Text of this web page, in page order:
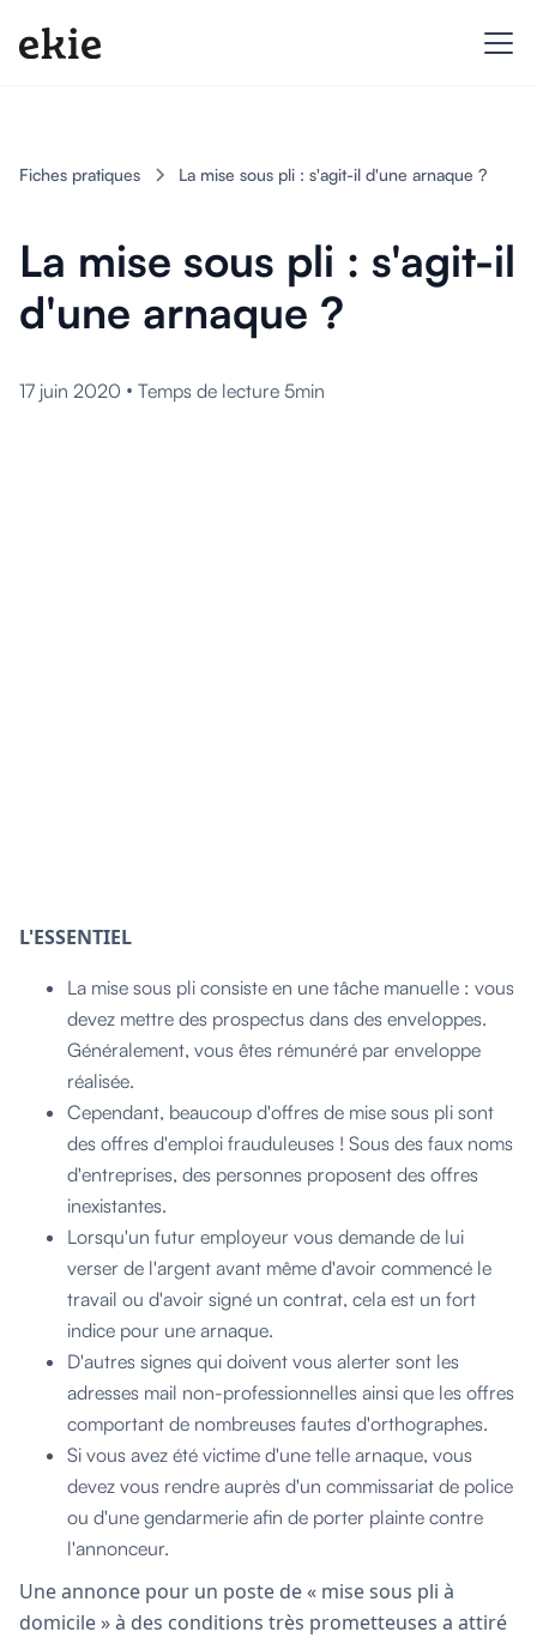
Fiches pratiques La mise sous pli : s'agit-il d'une arnaque ?
La mise sous pli : s'agit-il
d'une arnaque ?
17 juin 2020 • Temps de lecture 5min
L'ESSENTIEL
La mise sous pli consiste en une tâche manuelle : vous
devez mettre des prospectus dans des enveloppes.
Généralement, vous êtes rémunéré par enveloppe
réalisée.
Cependant, beaucoup d'offres de mise sous pli sont
des offres d'emploi frauduleuses ! Sous des faux noms
d'entreprises, des personnes proposent des offres
inexistantes.
Lorsqu'un futur employeur vous demande de lui
verser de l'argent avant même d'avoir commencé le
travail ou d'avoir signé un contrat, cela est un fort
indice pour une arnaque.
D'autres signes qui doivent vous alerter sont les
adresses mail non-professionnelles ainsi que les offres
comportant de nombreuses fautes d'orthographes.
Si vous avez été victime d'une telle arnaque, vous
devez vous rendre auprès d'un commissariat de police
ou d'une gendarmerie afin de porter plainte contre
l'annonceur.
Une annonce pour un poste de « mise sous pli à
domicile » à des conditions très prometteuses a attiré